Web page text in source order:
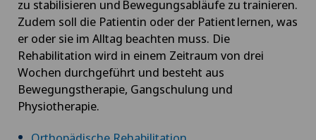
zu stabilisieren und Bewegungsabläufe zu trainieren.
Zudem soll die Patientin oder der Patient lernen, was
er oder sie im Alltag beachten muss. Die
Rehabilitation wird in einem Zeitraum von drei
Wochen durchgeführt und besteht aus
Bewegungstherapie, Gangschulung und
Physiotherapie.